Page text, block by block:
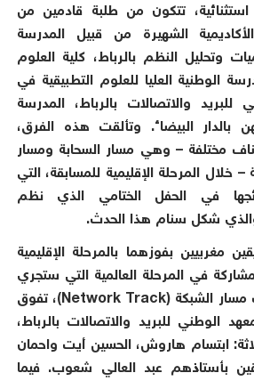
تتكون من طلبة قادمين من
الشهيرة من قبيل المدرسة
وتحليل النظم بالرباط، كلية العلوم
الوطنية العليا للعلوم التطبيقية في
للبريد والاتصالات بالرباط، المدرسة
بالدار البيضاء. وتألقت هذه الفرق،
مختلفة – وهي مسار السحابة ومسار
خلال المرحلة الإقليمية للمسابقة، التي
في الحفل الختامي الذي نظم
شكل سنام هذا الحدث.
مغربيين بفوزهما بالمرحلة الإقليمية
في المرحلة العالمية التي ستجري
الشبكة (Network Track)، تفوق
الوطني للبريد والاتصالات بالرباط،
ابتسام هاروش، الحسين أيت واحمان
بأستاذهم عبد العالي شعوب. فيما